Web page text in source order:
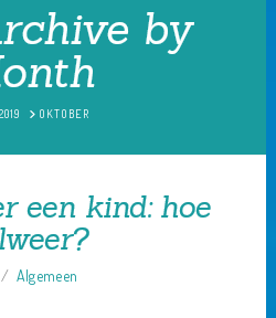
by
2019 OKTOBER
een kind: hoe
Algemeen